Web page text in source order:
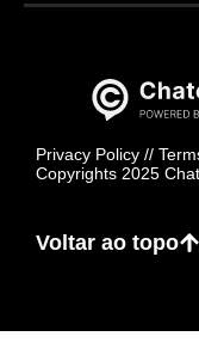
Privacy Policy //
Copyrights 2025
Voltar ao topo